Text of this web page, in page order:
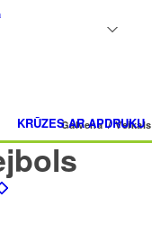
KRŪZES AR APDRUKU
Galvena / Veikals